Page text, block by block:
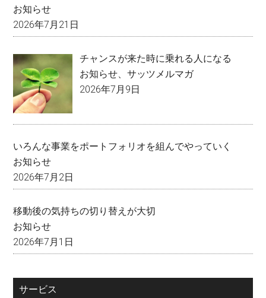
お知らせ
2026年7月21日
チャンスが来た時に乗れる人になる
お知らせ、サッツメルマガ
2026年7月9日
いろんな事業をポートフォリオを組んでやっていく
お知らせ
2026年7月2日
移動後の気持ちの切り替えが大切
お知らせ
2026年7月1日
サービス